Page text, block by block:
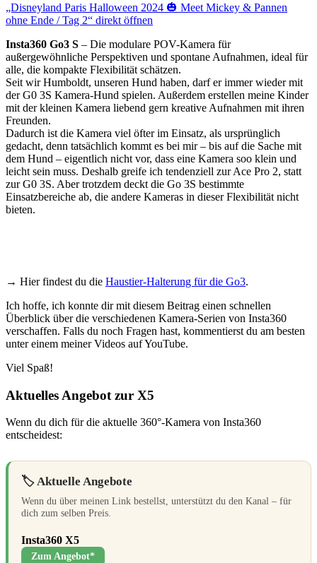
Mickey
&
Pannen
ohne
Ende
/
Tag
2“
von
YouTube
anzeigen
„Disneyland Paris Halloween 2024 🎃 Meet Mickey & Pannen
ohne Ende / Tag 2“ direkt öffnen
Insta360 Go3 S – Die modulare POV-Kamera für
außergewöhnliche Perspektiven und spontane Aufnahmen, ideal für
alle, die kompakte Flexibilität schätzen.
Seit wir Humboldt, unseren Hund haben, darf er immer wieder mit
der G0 3S Kamera-Hund spielen. Außerdem erstellen meine Kinder
mit der kleinen Kamera liebend gern kreative Aufnahmen mit ihren
Freunden.
Dadurch ist die Kamera viel öfter im Einsatz, als ursprünglich
gedacht, denn tatsächlich kommt es bei mir – bis auf die Sache mit
dem Hund – eigentlich nicht vor, dass eine Kamera soo klein und
leicht sein muss. Deshalb greife ich tendenziell zur Ace Pro 2, statt
zur G0 3S. Aber trotzdem deckt die Go 3S bestimmte
Einsatzbereiche ab, die andere Kameras in dieser Flexibilität nicht
bieten.
→ Hier findest du die Haustier-Halterung für die Go3.
Ich hoffe, ich konnte dir mit diesem Beitrag einen schnellen
Überblick über die verschiedenen Kamera-Serien von Insta360
verschaffen. Falls du noch Fragen hast, kommentierst du am besten
unter einem meiner Videos auf YouTube.
Viel Spaß!
Aktuelles Angebot zur X5
Wenn du dich für die aktuelle 360°-Kamera von Insta360
entscheidest:
🏷️ Aktuelle Angebote
Wenn du über meinen Link bestellst, unterstützt du den Kanal – für
dich zum selben Preis.
Insta360 X5
Zum Angebot*